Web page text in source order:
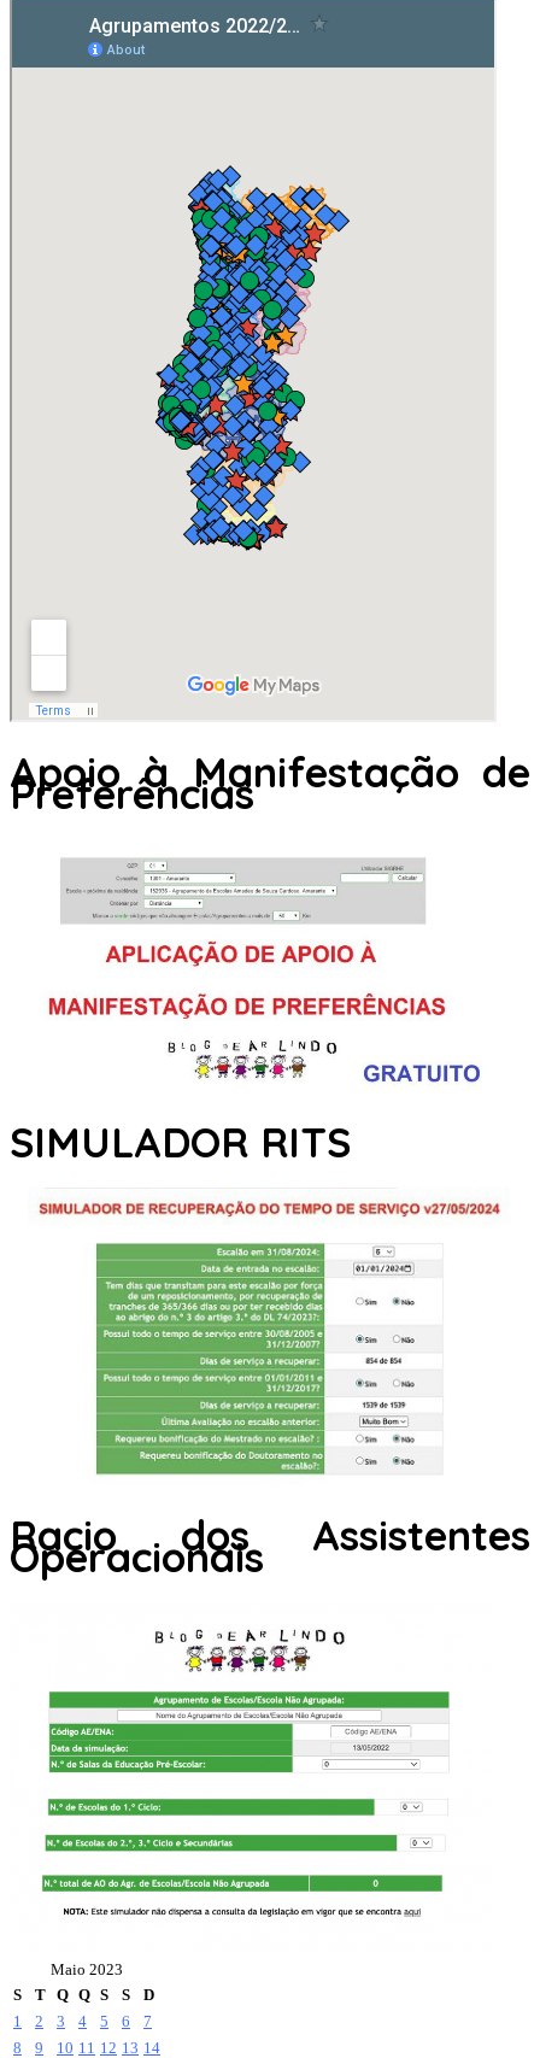
Apoio à Manifestação de
Preferências
SIMULADOR RITS
Racio dos Assistentes
Operacionais
Maio 2023
S
T Q Q S S
D
1
2 3 4 5 6
7
8
9 10 11 12 13 14